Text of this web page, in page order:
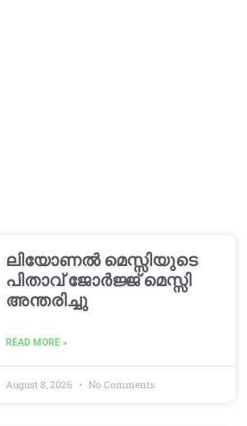
ലിയോണൽ മെസ്സിയുടെ
പിതാവ് ജോർജ്ജ് മെസ്സി
അന്തരിച്ചു
READ MORE »
August 8, 2026 No Comments